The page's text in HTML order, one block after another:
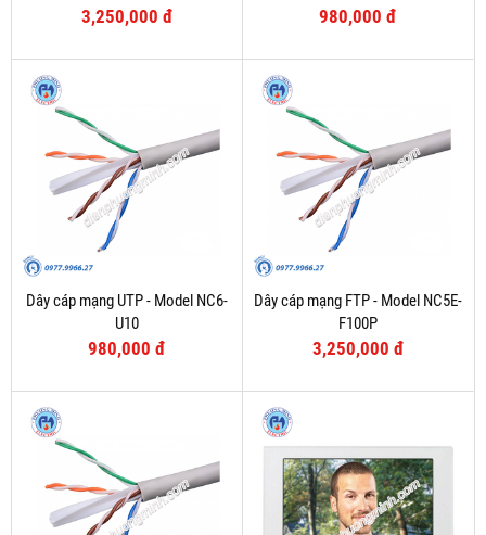
3,250,000 đ 980,000 đ
Dây cáp mạng UTP - Model NC6-
U10
980,000 đ
Dây cáp mạng FTP - Model NC5E-
F100P
3,250,000 đ